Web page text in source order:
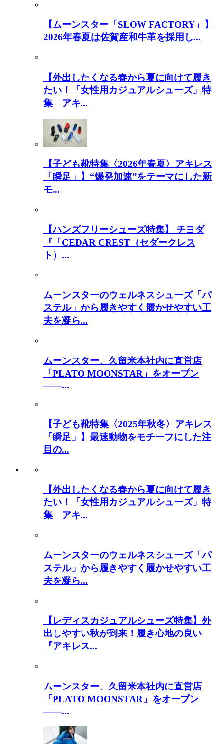
【ムーンスター「SLOW FACTORY」】
2026年春夏は佐賀産和牛革を採用し...
【外出したくなる春から夏に向けて履き
たい！「女性用カジュアルシューズ」特
集 アキ...
【子ども靴特集〈2026年春夏〉アキレス
「瞬足」】“爆発加速”をテーマにした新
モ...
【ハンズフリーシューズ特集】 チヨダ
『「CEDAR CREST（セダークレス
ト）...
ムーンスターのウェルネスシューズ「パ
ステル」から履きやすく履かせやすい工
夫を凝ら...
ムーンスター、久留米本社内に直営店
「PLATO MOONSTAR」をオープン
――...
【子ども靴特集〈2025年秋冬〉アキレス
「瞬足」】最速動物をモチーフにした注
目の...
【外出したくなる春から夏に向けて履き
たい！「女性用カジュアルシューズ」特
集 アキ...
ムーンスターのウェルネスシューズ「パ
ステル」から履きやすく履かせやすい工
夫を凝ら...
【レディスカジュアルシューズ特集】外
出しやすい秋が到来！履き心地の良い
『アキレス...
ムーンスター、久留米本社内に直営店
「PLATO MOONSTAR」をオープン
――...